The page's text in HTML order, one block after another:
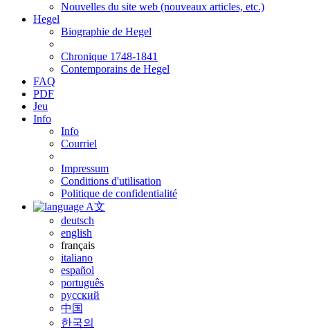
Nouvelles du site web (nouveaux articles, etc.)
Hegel
Biographie de Hegel
Chronique 1748-1841
Contemporains de Hegel
FAQ
PDF
Jeu
Info
Info
Courriel
Impressum
Conditions d'utilisation
Politique de confidentialité
A文
deutsch
english
français
italiano
español
português
русский
中国
한국의